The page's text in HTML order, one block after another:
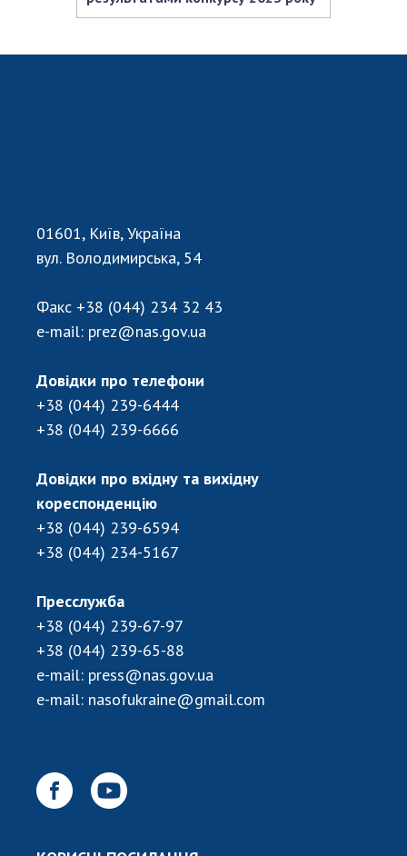
01601, Київ, Україна
вул. Володимирська, 54
Факс +38 (044) 234 32 43
e-mail: prez@nas.gov.ua
Довідки про телефони
+38 (044) 239-6444
+38 (044) 239-6666
Довідки про вхідну та вихідну
кореспонденцію
+38 (044) 239-6594
+38 (044) 234-5167
Пресслужба
+38 (044) 239-67-97
+38 (044) 239-65-88
e-mail: press@nas.gov.ua
e-mail: nasofukraine@gmail.com